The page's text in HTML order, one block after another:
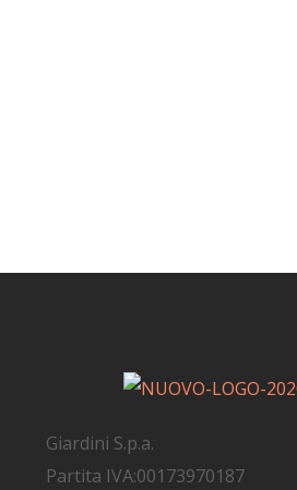
Giardini S.p.a.
Partita IVA:00173970187